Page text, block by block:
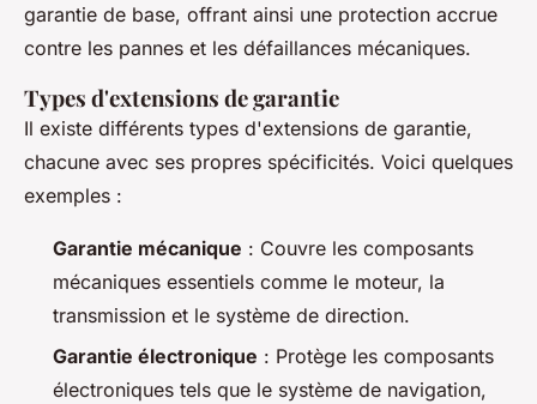
garantie de base, offrant ainsi une protection accrue
contre les pannes et les défaillances mécaniques.
Types d'extensions de garantie
Il existe différents types d'extensions de garantie,
chacune avec ses propres spécificités. Voici quelques
exemples :
Garantie mécanique : Couvre les composants
mécaniques essentiels comme le moteur, la
transmission et le système de direction.
Garantie électronique : Protège les composants
électroniques tels que le système de navigation,